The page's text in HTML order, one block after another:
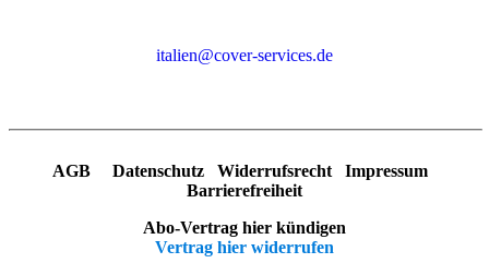
italien@cover-services.de
AGB Datenschutz Widerrufsrecht
Impressum
Barrierefreiheit
Abo-Vertrag hier kündigen
Vertrag hier widerrufen